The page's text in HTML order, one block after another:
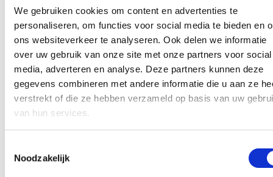
We gebruiken cookies om content en advertenties te
personaliseren, om functies voor social media te bieden en
ons websiteverkeer te analyseren. Ook delen we informatie
over uw gebruik van onze site met onze partners voor social
media, adverteren en analyse. Deze partners kunnen deze
gegevens combineren met andere informatie die u aan ze
verstrekt of die ze hebben verzameld op basis van uw
van hun services.
Noodzakelijk
COLORA de Verfwinkel zet S5 in nieuwe tenues
Protocol wedstrijden/trainingen vanaf 29 september
AANMELDEN LID